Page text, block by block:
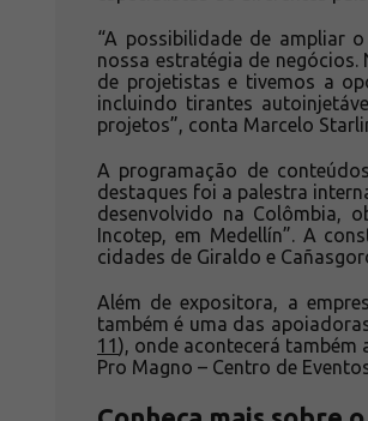
“A possibilidade de ampliar
nossa estratégia de negócios.
de projetistas e tivemos a
incluindo tirantes
projetos”, conta Marcelo
A programação de
destaques foi a palestra
desenvolvido na Colômbia,
Incotep, em Medellín”. A
cidades de Giraldo e
Além de expositora, a
também é uma das
11), onde acontecerá também
Pro Magno – Centro de